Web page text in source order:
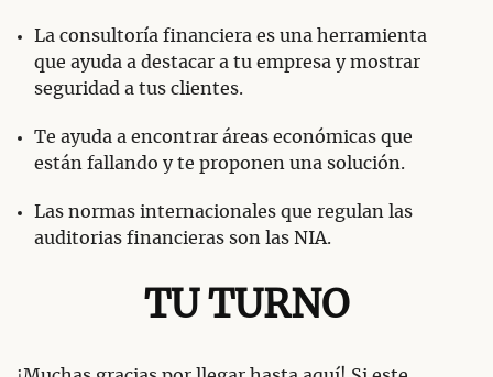
La consultoría financiera es una herramienta
que ayuda a destacar a tu empresa y mostrar
seguridad a tus clientes.
Te ayuda a encontrar áreas económicas que
están fallando y te proponen una solución.
Las normas internacionales que regulan las
auditorias financieras son las NIA.
TU TURNO